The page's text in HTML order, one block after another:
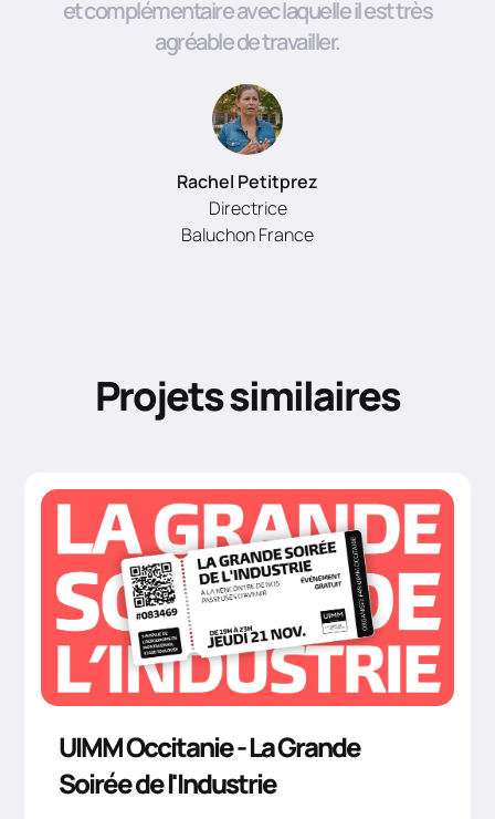
et complémentaire avec laquelle il est très
agréable de travailler.
Rachel Petitprez
Directrice
Baluchon France
Projets similaires
UIMM Occitanie - La Grande
Soirée de l'Industrie